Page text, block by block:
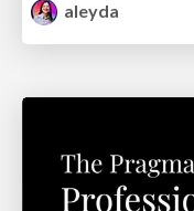
aleyda